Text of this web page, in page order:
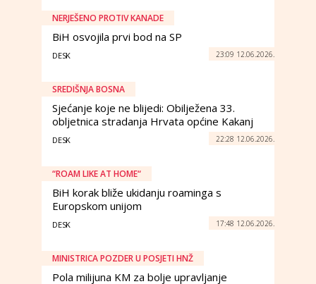
NERJEŠENO PROTIV KANADE
BiH osvojila prvi bod na SP
DESK 23:09 12.06.2026.
SREDIŠNJA BOSNA
Sjećanje koje ne blijedi: Obilježena 33.
obljetnica stradanja Hrvata općine Kakanj
DESK 22:28 12.06.2026.
“ROAM LIKE AT HOME“
BiH korak bliže ukidanju roaminga s
Europskom unijom
DESK 17:48 12.06.2026.
MINISTRICA POZDER U POSJETI HNŽ
Pola milijuna KM za bolje upravljanje